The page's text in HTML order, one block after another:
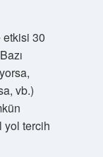
etkisi 30
vb.)
yol tercih